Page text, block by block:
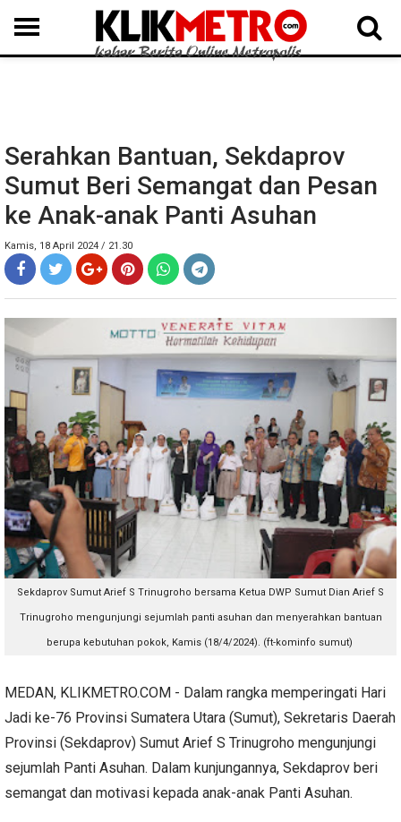
MEDAN LANGKAT DAIRI SAMOSIR TAPUT BATUBARA DELISERDANG
Serahkan Bantuan, Sekdaprov
Sumut Beri Semangat dan Pesan
ke Anak-anak Panti Asuhan
Kamis, 18 April 2024 / 21.30
Sekdaprov Sumut Arief S Trinugroho bersama Ketua DWP Sumut Dian Arief S
Trinugroho mengunjungi sejumlah panti asuhan dan menyerahkan bantuan
berupa kebutuhan pokok, Kamis (18/4/2024). (ft-kominfo sumut)
MEDAN, KLIKMETRO.COM - Dalam rangka memperingati Hari
Jadi ke-76 Provinsi Sumatera Utara (Sumut), Sekretaris Daerah
Provinsi (Sekdaprov) Sumut Arief S Trinugroho mengunjungi
sejumlah Panti Asuhan. Dalam kunjungannya, Sekdaprov beri
semangat dan motivasi kepada anak-anak Panti Asuhan.